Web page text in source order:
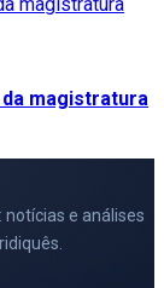
magistratura
e análises